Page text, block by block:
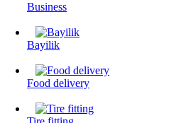
Business
Bayilik
Food delivery